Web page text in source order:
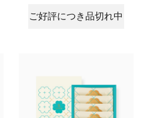
ご好評につき品切れ中